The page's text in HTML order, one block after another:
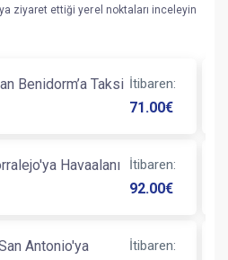
ziyaret ettiği yerel noktaları inceleyin
Benidorm’a Taksi İtibaren:
71.00€
Havaalanı
İtibaren:
92.00€
Antonio'ya
İtibaren: